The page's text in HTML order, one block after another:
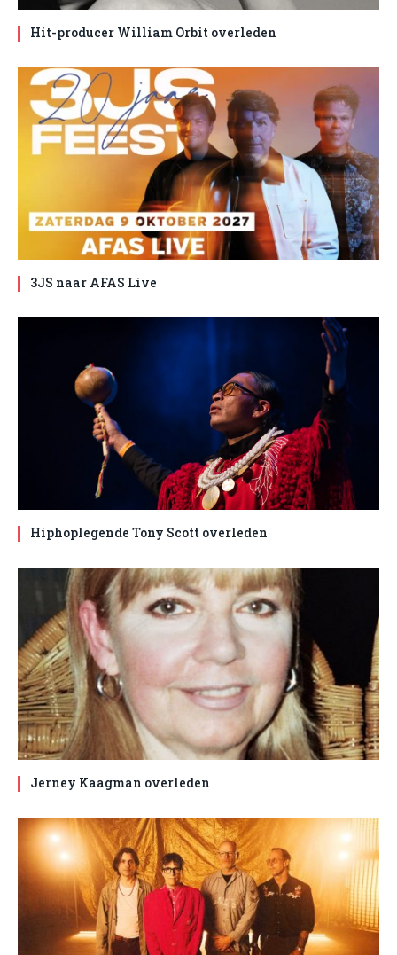
Hit-producer William Orbit overleden
3JS naar AFAS Live
Hiphoplegende Tony Scott overleden
Jerney Kaagman overleden